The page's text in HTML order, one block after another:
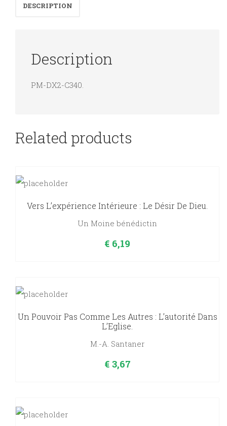
DESCRIPTION
Description
PM-DX2-C340.
Related products
Vers L’expérience Intérieure : Le Désir De Dieu.
Un Moine bénédictin
€ 6,19
Un Pouvoir Pas Comme Les Autres : L’autorité Dans
L’Eglise.
M.-A. Santaner
€3,67